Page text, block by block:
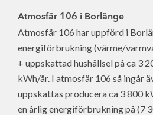
Atmosfär 106 i Borlänge
Atmosfär 106 har uppförd i
energiförbrukning (värme/
+ uppskattad hushållsel på ca 3
kWh/år. I atmosfär 106 så ingår
uppskattas producera ca 3 800
en årlig energiförbrukning på (7